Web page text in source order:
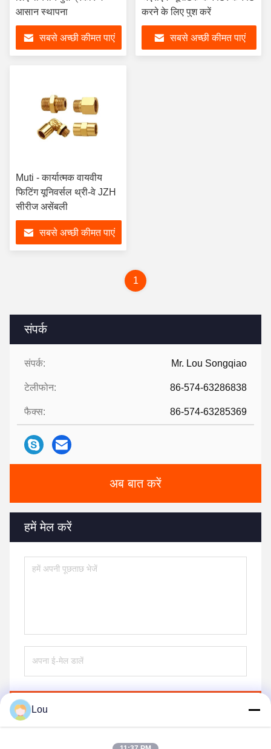
संपर्क
संपर्क: Mr. Lou Songqiao
टेलीफोन: 86-574-63286838
फैक्स: 86-574-63285369
अब बात करें
हमें मेल करें
आसान स्थापना
सबसे अच्छी कीमत पाएं
करने के लिए पुश करें
सबसे अच्छी कीमत पाएं
Muti - कार्यात्मक वायवीय
फिटिंग यूनिवर्सल थ्री-वे JZH
सीरीज असेंबली
सबसे अच्छी कीमत पाएं
1
Lou